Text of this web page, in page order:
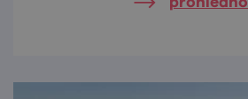
v létě zdobnými